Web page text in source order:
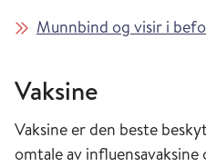
Munnbind og visir i
Vaksine
Vaksine er den beste
omtale av